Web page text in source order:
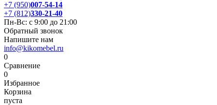
+7 (950)007-54-14
+7 (812)330-21-40
Пн-Вс: с 9:00 до 21:00
Обратный звонок
Напишите нам
info@kikomebel.ru
0
Сравнение
0
Избранное
Корзина
пуста